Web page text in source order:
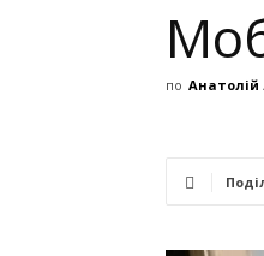
по Анатолій